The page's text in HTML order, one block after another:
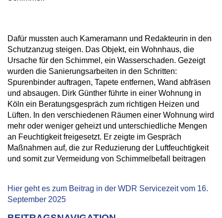
Dafür mussten auch Kameramann und Redakteurin in den
Schutzanzug steigen. Das Objekt, ein Wohnhaus, die
Ursache für den Schimmel, ein Wasserschaden. Gezeigt
wurden die Sanierungsarbeiten in den Schritten:
Spurenbinder auftragen, Tapete entfernen, Wand abfräsen
und absaugen. Dirk Günther führte in einer Wohnung in
Köln ein Beratungsgespräch zum richtigen Heizen und
Lüften. In den verschiedenen Räumen einer Wohnung wird
mehr oder weniger geheizt und unterschiedliche Mengen
an Feuchtigkeit freigesetzt. Er zeigte im Gespräch
Maßnahmen auf, die zur Reduzierung der Luftfeuchtigkeit
und somit zur Vermeidung von Schimmelbefall beitragen
Hier geht es zum Beitrag in der WDR Servicezeit vom 16.
September 2025